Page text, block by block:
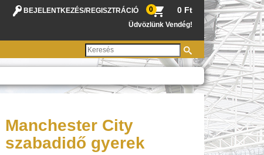
BEJELENTKEZÉS/REGISZTRÁCIÓ 0 0 Ft
Üdvözlünk Vendég!
Manchester City
szabadidő gyerek